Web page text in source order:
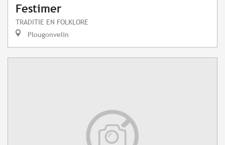
Festimer
TRADITIE EN FOLKLORE
Plougonvelin